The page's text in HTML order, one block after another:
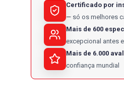
Certificado por
só os melhores
Mais de 600
excepcional antes
Mais de 6.000
confiança mundial